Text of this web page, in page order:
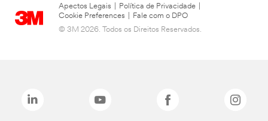
Apectos Legais Política de Privacidade
Cookie Preferences
Fale com o DPO
© 3M 2026. Todos os Direitos Reservados.